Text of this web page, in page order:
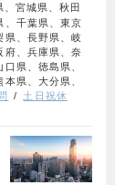
宮城県、秋田
、千葉県、東京
県、長野県、岐
府、兵庫県、奈
県、徳島県、
県、大分県、
土日祝休